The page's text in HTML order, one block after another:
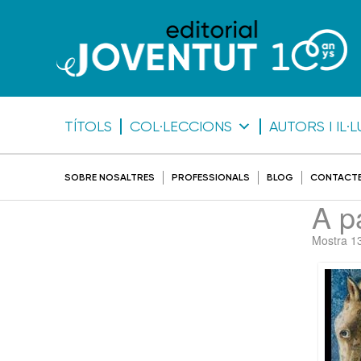
TÍTOLS COL·LECCIONS AUTORS I
SOBRE NOSALTRES PROFESSIONALS BLOG
A
Mostra